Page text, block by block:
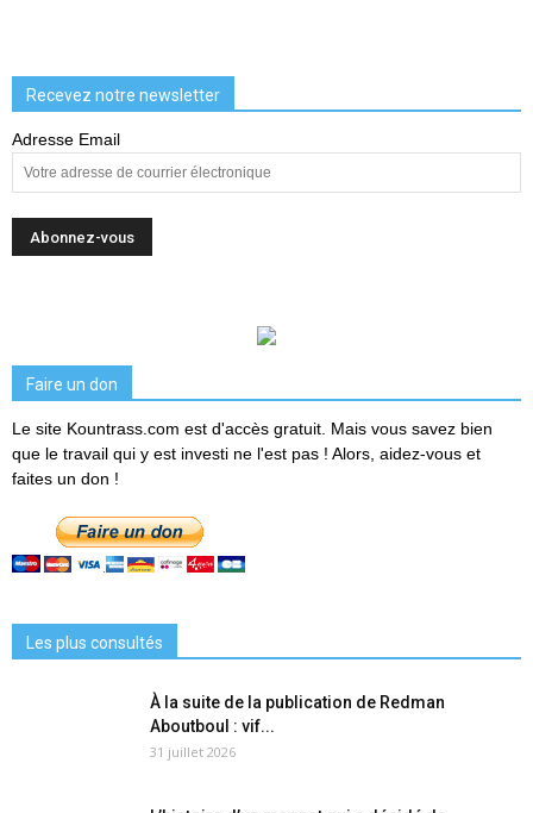
Recevez notre newsletter
Adresse Email
Faire un don
Le site Kountrass.com est d'accès gratuit. Mais vous savez bien
que le travail qui y est investi ne l'est pas ! Alors, aidez-vous et
faites un don !
Les plus consultés
À la suite de la publication de Redman
Aboutboul : vif...
31 juillet 2026